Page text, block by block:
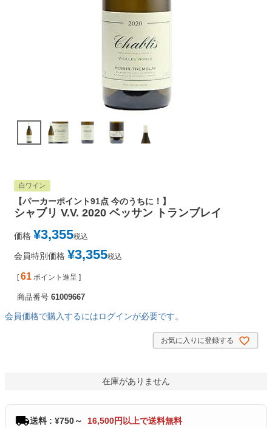
白ワイン
【パーカーポイント91点 今のうちに！】
シャブリ V.V. 2020 ベッサン トランブレイ
価格 ¥3,355税込
会員特別価格 ¥3,355税込
[ 61 ポイント進呈 ]
商品番号 61009667
会員価格で購入するにはログインが必要です。
お気に入りに登録する
在庫がありません
送料 : ¥750～ 16,500円以上で送料無料